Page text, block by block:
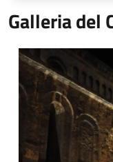
Galleria del
Cattedrale di San